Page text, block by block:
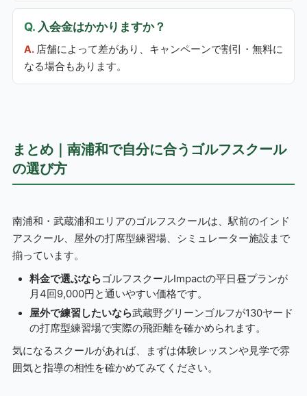
入会金はかかりますか？
店舗によって差があり、キャンペーンで割引・無料に
なる場合もあります。
まとめ｜南浦和で自分に合うゴルフスクール
の選び方
南浦和・武蔵浦和エリアのゴルフスクールは、駅前のインド
アスクール、屋外の打席型練習場、シミュレーター施設まで
揃っています。
料金で選ぶならゴルフスクールImpactの平日昼プランが
月4回9,000円と通いやすい価格です。
屋外で練習したいなら武蔵野グリーンゴルフが130ヤード
の打席型練習場で実際の飛距離を確かめられます。
気になるスクールがあれば、まずは体験レッスンや見学で雰
囲気と指導の相性を確かめてみてください。